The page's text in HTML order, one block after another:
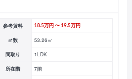
参考賃料 18.5万円 〜 19.5万円
㎡数 53.26㎡
間取り 1LDK
所在階 7階